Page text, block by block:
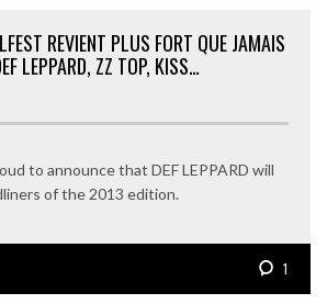
REVIENT PLUS FORT QUE JAMAIS
LEPPARD, ZZ TOP, KISS…
to announce that DEF LEPPARD will
of the 2013 edition.
1